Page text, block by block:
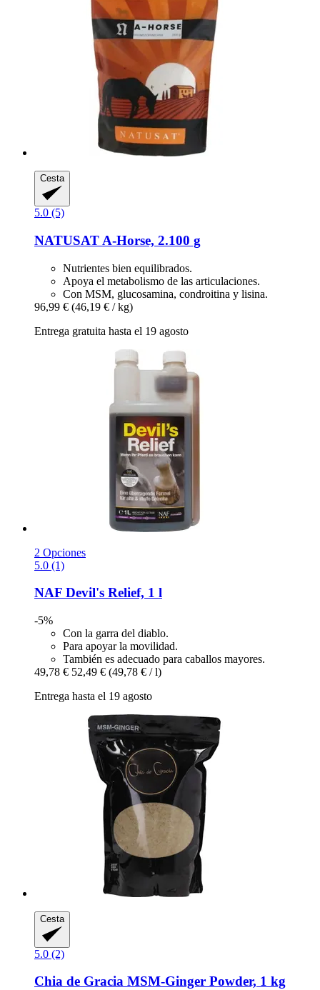
Cesta
5.0 (5)
NATUSAT A-​Horse, 2.100 g
Nutrientes bien equilibrados.
Apoya el metabolismo de las articulaciones.
Con MSM, glucosamina, condroitina y lisina.
96,99 € (46,19 € / kg)
Entrega gratuita hasta el 19 agosto
2 Opciones
5.0 (1)
NAF Devil's Relief, 1 l
-5%
Con la garra del diablo.
Para apoyar la movilidad.
También es adecuado para caballos mayores.
49,78 € 52,49 € (49,78 € / l)
Entrega hasta el 19 agosto
Cesta
5.0 (2)
Chia de Gracia MSM-​Ginger Powder, 1 kg